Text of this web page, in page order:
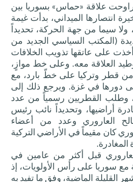
علاقة «حماس» بسوريا بين
انتصارها الميداني، بدأت غيمة
ولا سيما من جهة الحركة، تحديداً
(المكتب السياسي الجديد من
على عاتقها تذويب الخلافات
العلاقة معه. وعلى خط موازٍ،
قطر وتركيا على خطّ بارد، مع
دورها في غزة. ويرجع ذلك إلى
وطلب القطريين رسمياً من عدد
أراضيها، وتحديداً نائب رئيس
العاروري وعدد من أعضاء
كان مقيماً في الأراضي التركية
قبل أكثر من عامين في
مع سوريا على رأس الأولويات، إذ
القليلة الماضية، وفق ما تفيد به